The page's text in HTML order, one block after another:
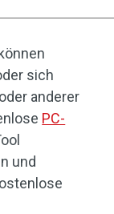
sich
oder anderer
PC-
und